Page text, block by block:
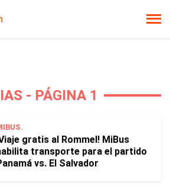
- PÁGINA 1
gratis al Rommel! MiBus
transporte para el partido
vs. El Salvador